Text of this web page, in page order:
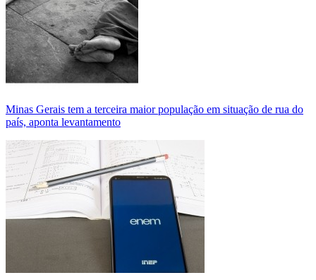
Minas Gerais tem a terceira maior população em situação de rua do
país, aponta levantamento